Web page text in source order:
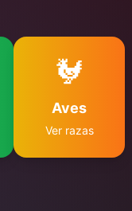
🐓
Aves
Ver razas